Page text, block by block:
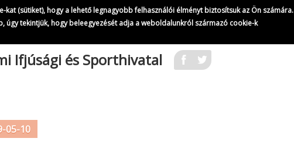
kat (sütiket), hogy a lehető legnagyobb felhasználói élményt biztosítsuk az Ön számára.
úgy tekintjük, hogy beleegyezését adja a weboldalunkról származó cookie-k
Ifjúsági és Sporthivatal
05-10